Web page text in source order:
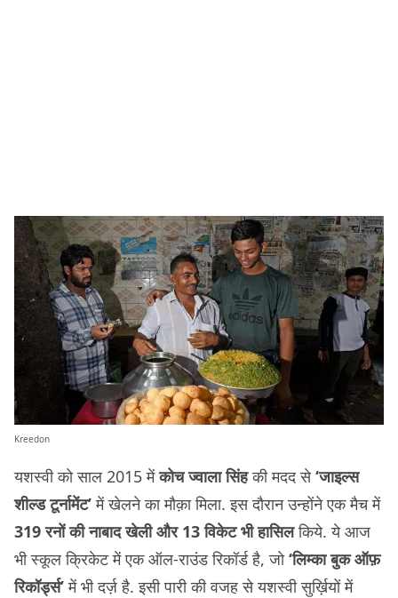
Kreedon
यशस्वी को साल 2015 मेंकोच ज्वाला सिंहकी मदद से‘जाइल्स
शील्ड टूर्नामेंट’में खेलने का मौक़ा मिला. इस दौरान उन्होंने एक मैच में
319 रनों की नाबाद खेली और 13 विकेट भी हासिलकिये. ये आज
भी स्कूल क्रिकेट में एक ऑल-राउंड रिकॉर्ड है, जो‘लिम्का बुक ऑफ़
रिकॉर्ड्स’में भी दर्ज़ है. इसी पारी की वजह से यशस्वी सुर्ख़ियों में